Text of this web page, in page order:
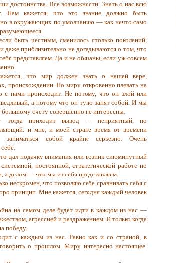
достоинства. Все возможности. Знать о нас всю
Нам кажется, что это знание должно быть
в окружающих по умолчанию — как нечто само
быть честным, сменилось столько поколений,
даже приблизительно не догадываются о том, что
представляем. Да и не обязаны, если уж совсем
что мир должен знать о нашей вере,
происхождении. Но миру откровенно плевать на
с нами происходит. Не потому, что он злой или
а потому что он тупо занят собой. И мы
большому счету совершенно не интересны.
тогда приходит вывод — неприятный, но
и мне, и моей стране время от времени
заниматься собой крайне серьезно. Очень
дал подачку внимания или возник сиюминутный
постоянной, стратегической работе по
а делом — что мы из себя представляем.
нескромен, что позволяю себе сравнивать себя с
принцип. Мне кажется, сегодня каждый человек
на самом деле будет идти в каждом из нас —
агрессией и раздражением. И только когда
победу.
с каждым из нас. Равно как и со страной, в
о прошлом. Миру интересно настоящее.